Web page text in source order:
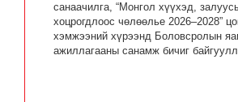
санаачилга, “Монгол хүүхэд,
хоцрогдлоос чөлөөлье 2026–2028”
хэмжээний хүрээнд Боловсролын
ажиллагааны санамж бичиг